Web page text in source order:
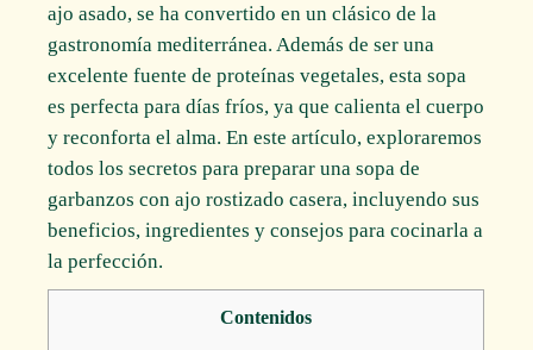
ajo asado, se ha convertido en un clásico de la
gastronomía mediterránea. Además de ser una
excelente fuente de proteínas vegetales, esta sopa
es perfecta para días fríos, ya que calienta el cuerpo
y reconforta el alma. En este artículo, exploraremos
todos los secretos para preparar una sopa de
garbanzos con ajo rostizado casera, incluyendo sus
beneficios, ingredientes y consejos para cocinarla a
la perfección.
Contenidos